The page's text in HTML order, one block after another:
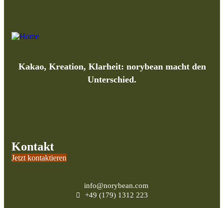
Kakao, Kreation, Klarheit: norybean macht den
Unterschied.
Kontakt
Jetzt kontaktieren
info@norybean.com
+49 (179) 1312 223